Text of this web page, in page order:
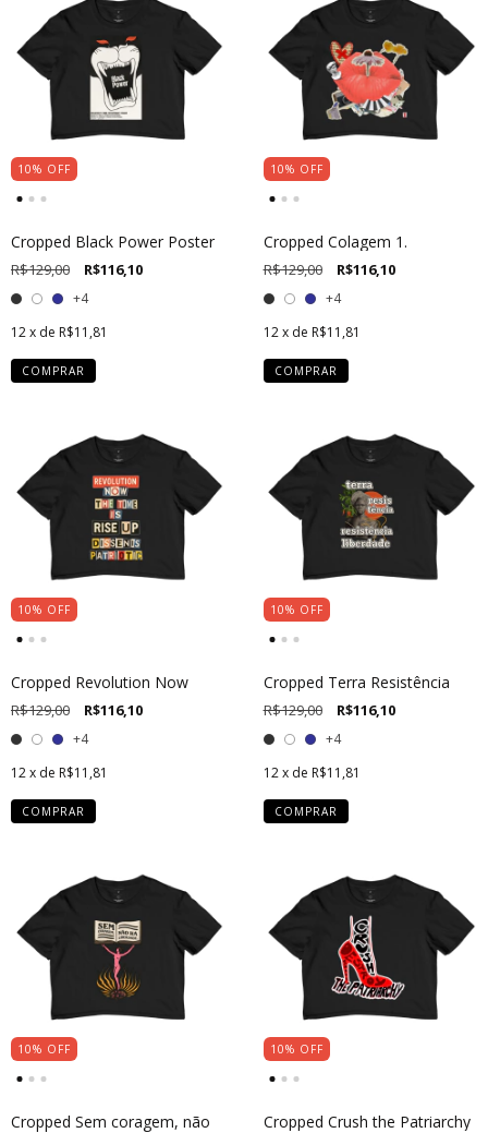
10% OFF
Cropped Black Power Poster
R$129,00 R$116,10
+4
12x de R$11,81
COMPRAR
10% OFF
Cropped Colagem 1.
R$129,00 R$116,10
+4
12 x de R$11,81
COMPRAR
10% OFF
Cropped Revolution Now
R$129,00 R$116,10
+4
12x de R$11,81
COMPRAR
10% OFF
Cropped Terra Resistência
R$129,00 R$116,10
+4
12 x de R$11,81
COMPRAR
10% OFF
Cropped Sem coragem, não
10% OFF
Cropped Crush the Patriarchy